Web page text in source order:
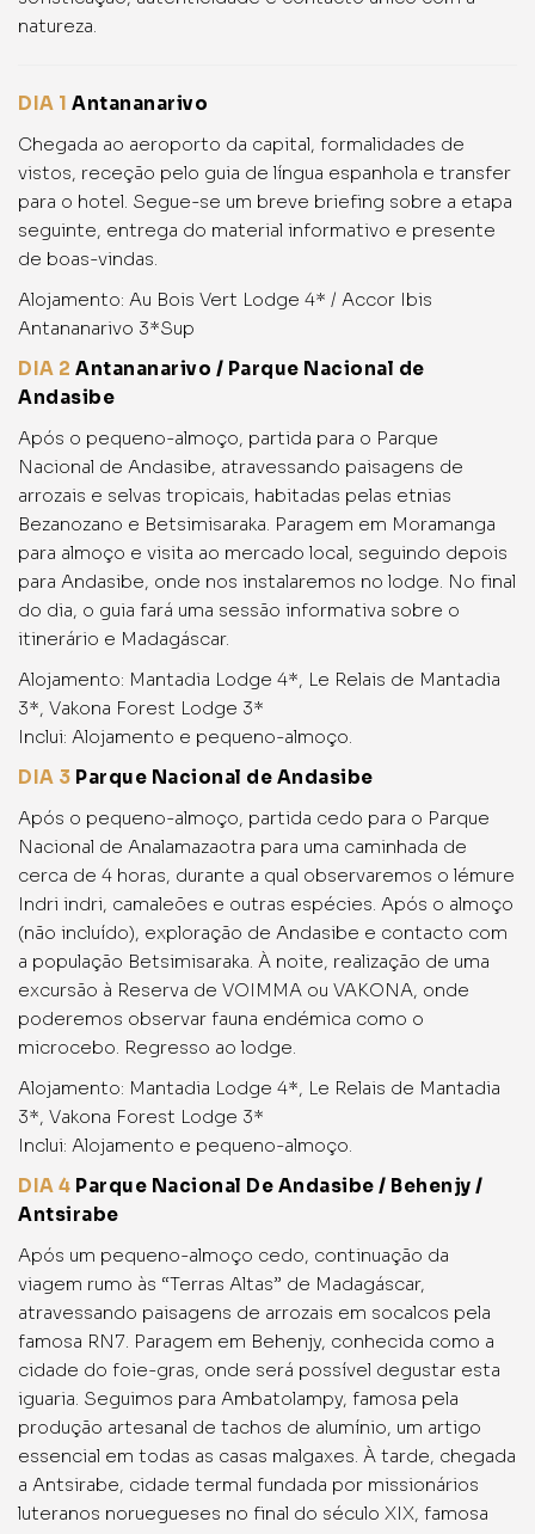
natureza.
DIA 1 Antananarivo
Chegada ao aeroporto da capital, formalidades de
vistos, receção pelo guia de língua espanhola e transfer
para o hotel. Segue-se um breve briefing sobre a etapa
seguinte, entrega do material informativo e presente
de boas-vindas.
Alojamento: Au Bois Vert Lodge 4* / Accor Ibis
Antananarivo 3*Sup
DIA 2 Antananarivo / Parque Nacional de
Andasibe
Após o pequeno-almoço, partida para o Parque
Nacional de Andasibe, atravessando paisagens de
arrozais e selvas tropicais, habitadas pelas etnias
Bezanozano e Betsimisaraka. Paragem em Moramanga
para almoço e visita ao mercado local, seguindo depois
para Andasibe, onde nos instalaremos no lodge. No final
do dia, o guia fará uma sessão informativa sobre o
itinerário e Madagáscar.
Alojamento: Mantadia Lodge 4*, Le Relais de Mantadia
3*, Vakona Forest Lodge 3*
Inclui: Alojamento e pequeno-almoço.
DIA 3 Parque Nacional de Andasibe
Após o pequeno-almoço, partida cedo para o Parque
Nacional de Analamazaotra para uma caminhada de
cerca de 4 horas, durante a qual observaremos o lémure
Indri indri, camaleões e outras espécies. Após o almoço
(não incluído), exploração de Andasibe e contacto com
a população Betsimisaraka. À noite, realização de uma
excursão à Reserva de VOIMMA ou VAKONA, onde
poderemos observar fauna endémica como o
microcebo. Regresso ao lodge.
Alojamento: Mantadia Lodge 4*, Le Relais de Mantadia
3*, Vakona Forest Lodge 3*
Inclui: Alojamento e pequeno-almoço.
DIA 4 Parque Nacional De Andasibe / Behenjy /
Antsirabe
Após um pequeno-almoço cedo, continuação da
viagem rumo às “Terras Altas” de Madagáscar,
atravessando paisagens de arrozais em socalcos pela
famosa RN7. Paragem em Behenjy, conhecida como a
cidade do foie-gras, onde será possível degustar esta
iguaria. Seguimos para Ambatolampy, famosa pela
produção artesanal de tachos de alumínio, um artigo
essencial em todas as casas malgaxes. À tarde, chegada
a Antsirabe, cidade termal fundada por missionários
luteranos noruegueses no final do século XIX, famosa